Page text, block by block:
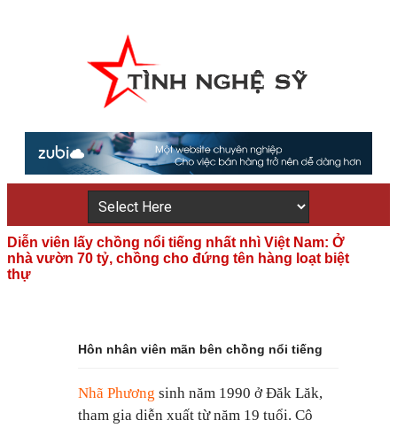
Diễn viên lấy chồng nổi tiếng nhất nhì Việt Nam: Ở
nhà vườn 70 tỷ, chồng cho đứng tên hàng loạt biệt
thự
Hôn nhân viên mãn bên chồng nổi tiếng
Nhã Phương sinh năm 1990 ở Đăk Lăk,
tham gia diễn xuất từ năm 19 tuổi. Cô